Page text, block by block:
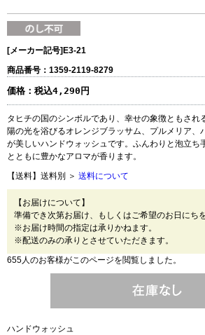
[メーカー記号] E3-21
商品番号：1359-2119-8279
価格： 税込4,290円
タヒチの国のシンボルであり、幸せの象徴ともされ
陽の光を浴びるオレンジブラッサム、プルメリア、
が美しいハンドウォッシュです。ふんわりと泡立ち
とともに豊かなアロマが香ります。
【送料】送料別 ＞ 送料について
【お届けについて】
準備でき次第お届け、もしくはご希望のお日にち
※お届け時間の指定は承りかねます。
※配送のみの承りとさせていただきます。
655人のお客様がこのページを閲覧しました。
ハンドウォッシュ